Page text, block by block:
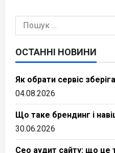
Пошук:
ОСТАННІ НОВИНИ
Як обрати сервіс
04.08.2026
Що таке брендинг і
30.06.2026
Сео аудит сайту: що це